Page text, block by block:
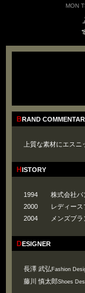
MON
BRAND
上質な素材にエスニ
HISTORY
1994 株式会社パ
2000 レディース
2004 メンズブラ
DESIGNER
長澤 武弘Fashion
藤川 慎太郎Shoes